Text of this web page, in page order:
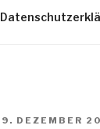
9. DEZEMBER